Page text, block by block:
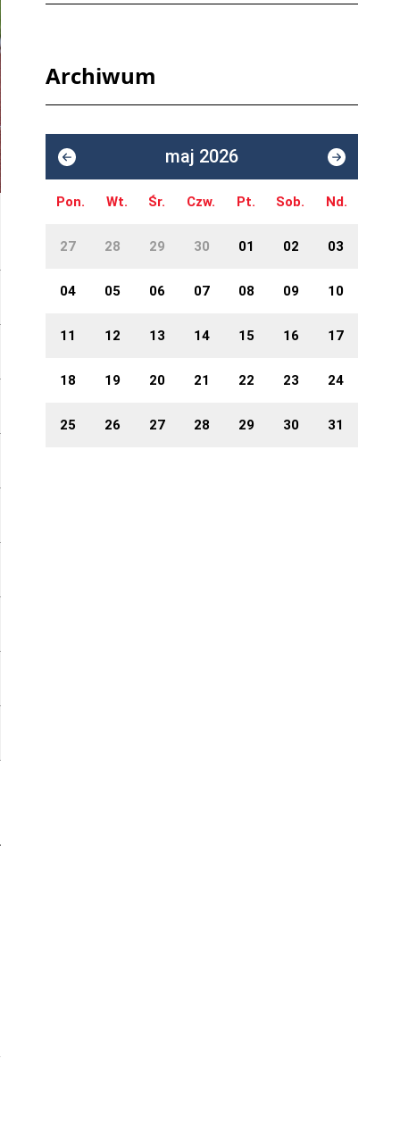
Archiwum
maj 2026
Pon. Wt. Śr. Czw. Pt. Sob. Nd.
27 28 29 30 01 02 03
04 05 06 07 08 09 10
11 12 13 14 15 16 17
18 19 20 21 22 23 24
25 26 27 28 29 30 31